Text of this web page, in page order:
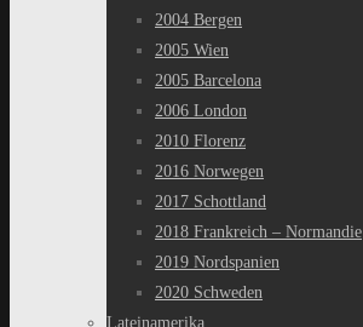
2004 Bergen
2005 Wien
2005 Barcelona
2006 London
2010 Florenz
2016 Norwegen
2017 Schottland
2018 Frankreich – Normandie
2019 Nordspanien
2020 Schweden
Lateinamerika